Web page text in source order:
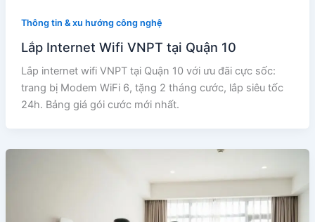
Thông tin & xu hướng công nghệ
Lắp Internet Wifi VNPT tại Quận 10
Lắp internet wifi VNPT tại Quận 10 với ưu đãi cực sốc:
trang bị Modem WiFi 6, tặng 2 tháng cước, lắp siêu tốc
24h. Bảng giá gói cước mới nhất.